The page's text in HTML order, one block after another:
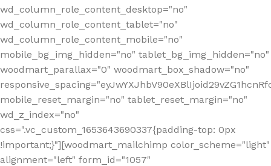
wd_column_role_content_desktop="no"
wd_column_role_content_tablet="no"
wd_column_role_content_mobile="no"
mobile_bg_img_hidden="no" tablet_bg_img_hidden="no"
woodmart_parallax="0" woodmart_box_shadow="no"
mobile_reset_margin="no" tablet_reset_margin="no"
wd_z_index="no"
css=".vc_custom_1653643690337{padding-top: 0px
!important;}"][woodmart_mailchimp color_scheme="light"
alignment="left" form_id="1057"